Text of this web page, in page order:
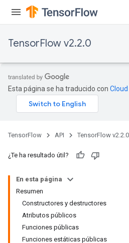
TensorFlow v2.2.0
Esta página se ha traducido con
TensorFlow API TensorFlow v2.2.0
¿Te ha resultado útil?
En esta página
Resumen
Constructores y destructores
Atributos públicos
Funciones públicas
Funciones estáticas públicas